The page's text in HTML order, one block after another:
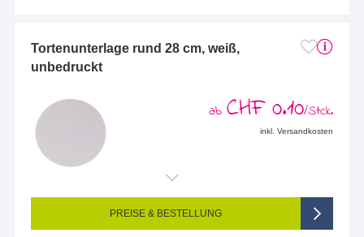
Tortenunterlage rund 28 cm, weiß,
unbedruckt
ab CHF 0.10/Stck.
inkl. Versandkosten
PREISE & BESTELLUNG